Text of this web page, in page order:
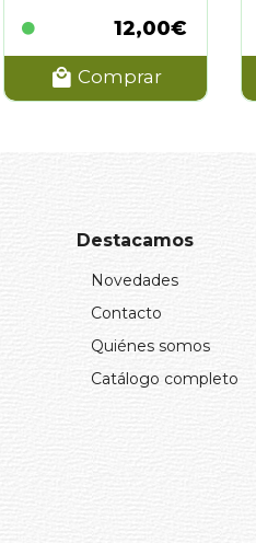
12,00€
Comprar
Destacamos
Novedades
Contacto
Quiénes somos
Catálogo completo